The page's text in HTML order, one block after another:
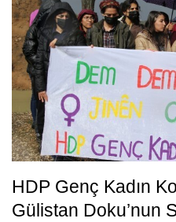
HDP Genç Kadın
Gülistan Doku’nun